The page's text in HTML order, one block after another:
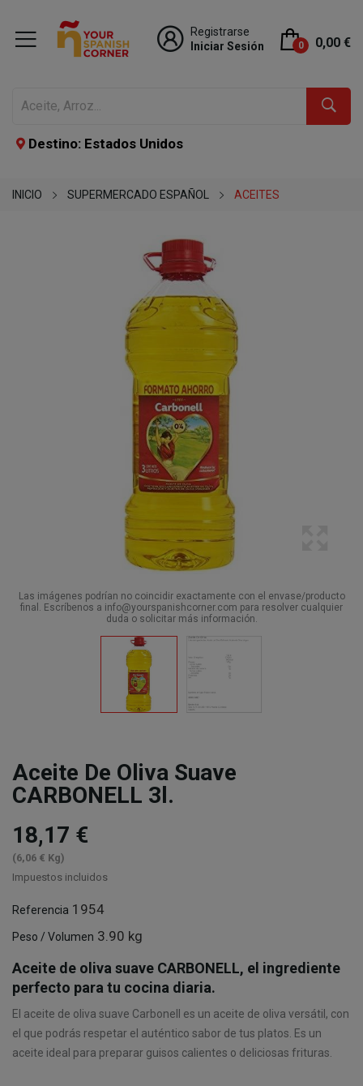
Registrarse
Iniciar Sesión
0 0,00 €
Destino: Estados Unidos
INICIO SUPERMERCADO ESPAÑOL ACEITES
Las imágenes podrían no coincidir exactamente con el envase/producto
final. Escríbenos a info@yourspanishcorner.com para resolver cualquier
duda o solicitar más información.
Aceite De Oliva Suave
CARBONELL 3l.
18,17 €
(6,06 € Kg)
Impuestos incluidos
Referencia 1954
Peso / Volumen 3.90 kg
Aceite de oliva suave CARBONELL, el ingrediente
perfecto para tu cocina diaria.
El aceite de oliva suave Carbonell es un aceite de oliva versátil, con
el que podrás respetar el auténtico sabor de tus platos. Es un
aceite ideal para preparar guisos calientes o deliciosas frituras.